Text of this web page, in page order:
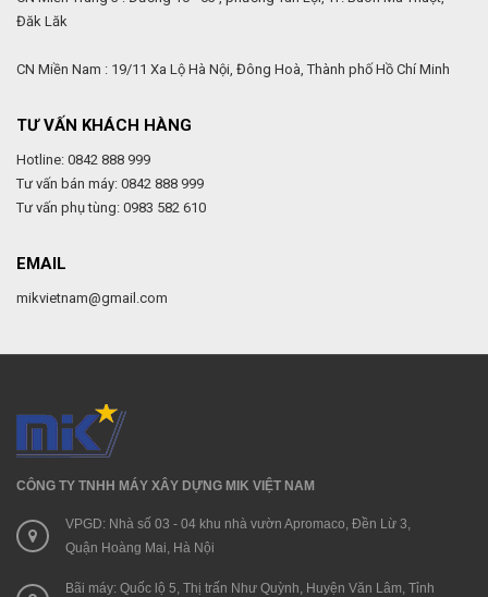
Đăk Lăk
CN Miền Nam : 19/11 Xa Lộ Hà Nội, Đông Hoà, Thành phố Hồ Chí Minh
TƯ VẤN KHÁCH HÀNG
Hotline: 0842 888 999
Tư vấn bán máy: 0842 888 999
Tư vấn phụ tùng: 0983 582 610
EMAIL
mikvietnam@gmail.com
CÔNG TY TNHH MÁY XÂY DỰNG MIK VIỆT NAM
VPGD: Nhà số 03 - 04 khu nhà vườn Apromaco, Đền Lừ 3,
Quận Hoàng Mai, Hà Nội
Bãi máy: Quốc lộ 5, Thị trấn Như Quỳnh, Huyện Văn Lâm, Tỉnh